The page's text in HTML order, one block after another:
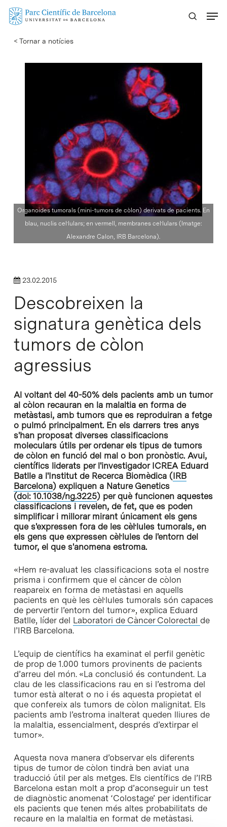
Skip
content
< Tornar a notícies
Organoides tumorals (mini-tumors de còlon) derivats de pacients. En
blau, nuclis cel·lulars; en vermell, membranes cel·lulars (Imatge:
Alexandre Calon, IRB Barcelona).
23.02.2015
Descobreixen la
signatura genètica dels
tumors de còlon
agressius
Al voltant del 40-50% dels pacients amb un tumor
al còlon recauran en la malaltia en forma de
metàstasi, amb tumors que es reproduiran a fetge
o pulmó principalment. En els darrers tres anys
s'han proposat diverses classificacions
moleculars útils per ordenar els tipus de tumors
de còlon en funció del mal o bon pronòstic. Avui,
científics liderats per l'investigador ICREA Eduard
Batlle a l'Institut de Recerca Biomèdica (IRB
Barcelona) expliquen a Nature Genetics
(doi: 10.1038/ng.3225) per què funcionen aquestes
classificacions i revelen, de fet, que es poden
simplificar i millorar mirant únicament els gens
que s'expressen fora de les cèl·lules tumorals, en
els gens que expressen cèl·lules de l'entorn del
tumor, el que s'anomena estroma.
«Hem re-avaluat les classificacions sota el nostre
prisma i confirmem que el càncer de còlon
reapareix en forma de metàstasi en aquells
pacients en què les cèl·lules tumorals són capaces
de pervertir l’entorn del tumor», explica Eduard
Batlle, líder del Laboratori de Càncer Colorectal de
l’IRB Barcelona.
L’equip de científics ha examinat el perfil genètic
de prop de 1.000 tumors provinents de pacients
d’arreu del món. «La conclusió és contundent. La
clau de les classificacions rau en si l’estroma del
tumor està alterat o no i és aquesta propietat el
que confereix als tumors de còlon malignitat. Els
pacients amb l’estroma inalterat queden lliures de
la malaltia, essencialment, després d’extirpar el
tumor».
Aquesta nova manera d’observar els diferents
tipus de tumor de còlon tindrà ben aviat una
traducció útil per als metges. Els científics de l’IRB
Barcelona estan molt a prop d’aconseguir un test
de diagnòstic anomenat ‘Colostage’ per identificar
els pacients que tenen més altes probabilitats de
recaure en la malaltia en format de metàstasi.